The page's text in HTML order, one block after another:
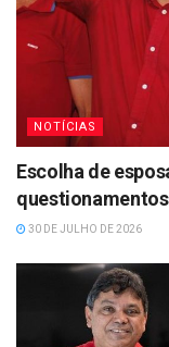
NOTÍCIAS
Escolha de
30 DE JULHO DE 2026